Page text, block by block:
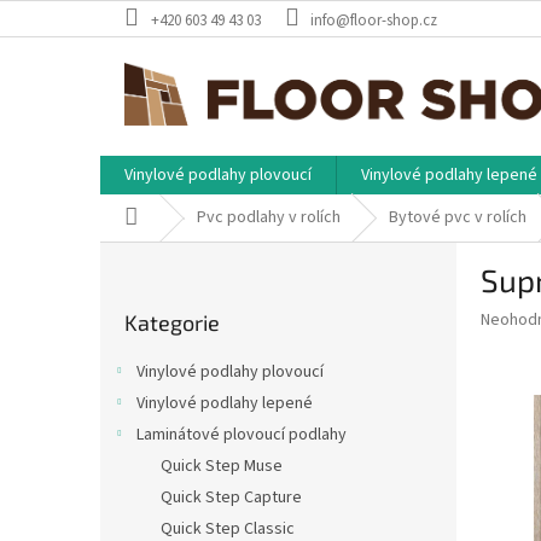
na
+420 603 49 43 03 info@floor-shop.cz
Vinylové podlahy plovoucí Vinylové podlahy lepené
Domů Pvc podlahy v rolích Bytové pvc v rolích
kategorie
Kategorie
Vinylové podlahy plovoucí
Vinylové podlahy lepené
Laminátové plovoucí podlahy
Quick Step Muse
Quick Step Capture
Quick Step Classic